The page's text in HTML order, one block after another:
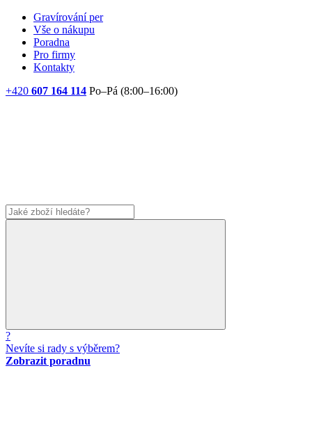
Gravírování per
Vše o nákupu
Poradna
Pro firmy
Kontakty
+420 607 164 114 Po–Pá (8:00–16:00)
?
Nevíte si rady s výběrem?
Zobrazit poradnu